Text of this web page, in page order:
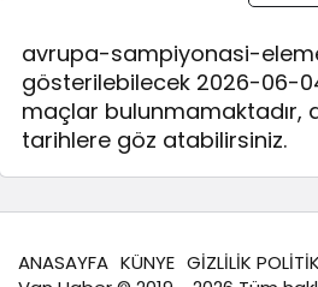
avrupa-sampiyonasi-
gösterilebilecek 2026-06-
maçlar bulunmamaktadır,
tarihlere göz atabilirsiniz.
ANASAYFA KÜNYE GİZLİLİK